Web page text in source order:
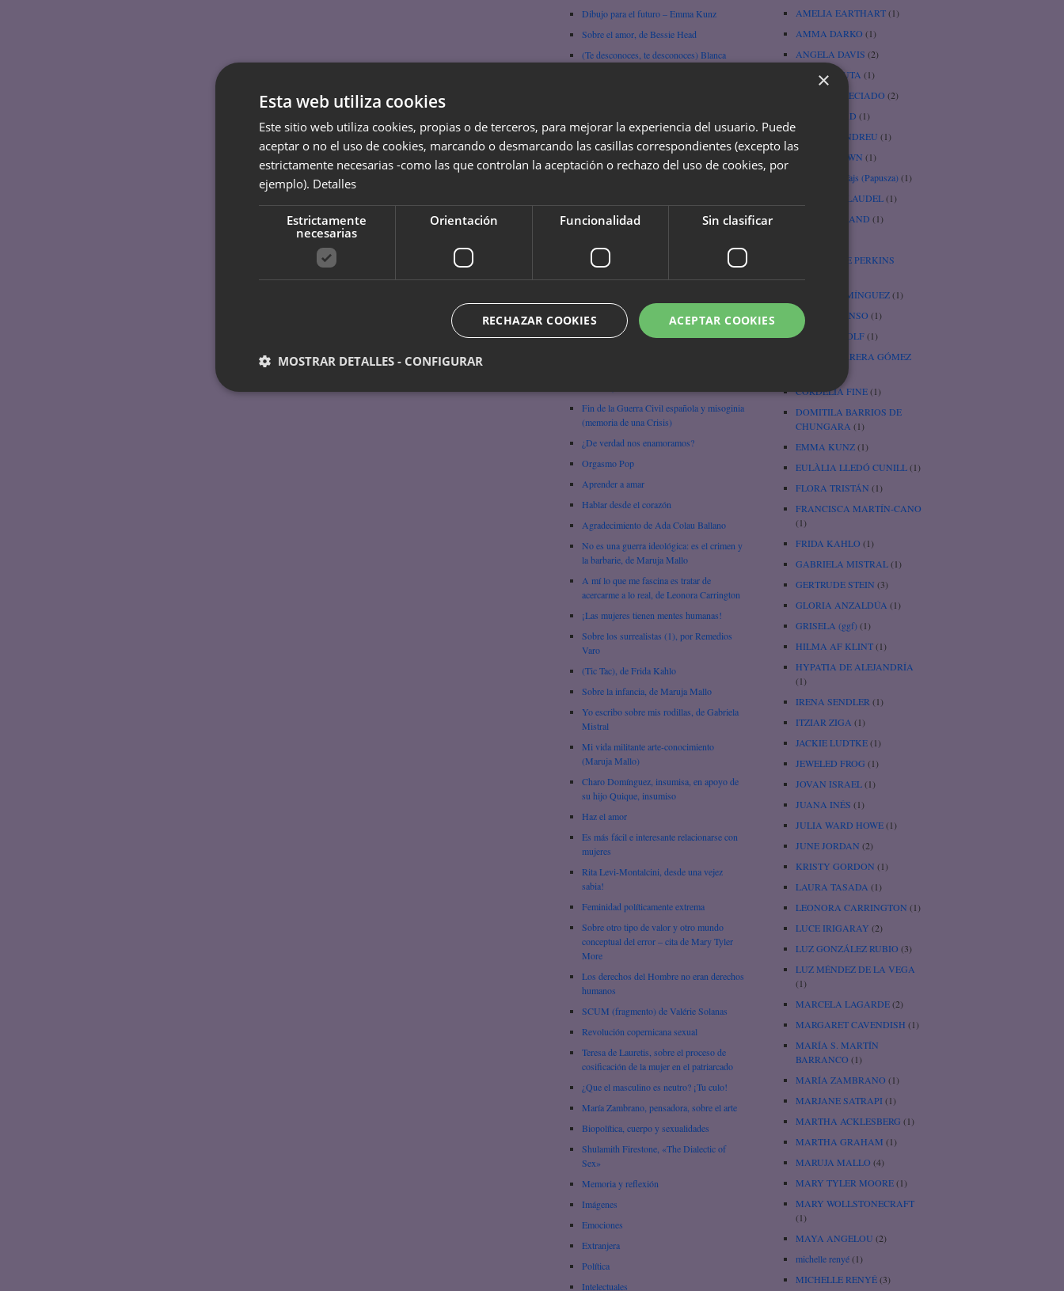
Dibujo para el futuro – Emma Kunz
Sobre el amor, de Bessie Head
(Te desconoces, te desconoces) Blanca
Ejércitos y religiones del planeta!
Pensar, por Hypatia de Alejandría
La infancia (empezar a ser leyenda) –
Ir a la escuela, Domitila Barrios de
Mujeres Libres y los problemas de
machismo en la CNT
Ser mujer – Amma Darko
Sobre la mentira, Nawal El Sadaawi
Fin de la Guerra Civil española y misoginia
(memoria de una Crisis)
¿De verdad nos enamoramos?
Orgasmo Pop
Aprender a amar
Hablar desde el corazón
Agradecimiento de Ada Colau Ballano
No es una guerra ideológica: es el crimen y
la barbarie, de Maruja Mallo
A mí lo que me fascina es tratar de
acercarme a lo real, de Leonora Carrington
¡Las mujeres tienen mentes humanas!
Sobre los surrealistas (1), por Remedios
Varo
(Tic Tac), de Frida Kahlo
Sobre la infancia, de Maruja Mallo
Yo escribo sobre mis rodillas, de Gabriela
Mistral
Mi vida militante arte-conocimiento
(Maruja Mallo)
Charo Domínguez, insumisa, en apoyo de
su hijo Quique, insumiso
Haz el amor
Es más fácil e interesante relacionarse con
mujeres
Rita Levi-Montalcini, desde una vejez
sabia!
Feminidad políticamente extrema
Sobre otro tipo de valor y otro mundo
conceptual del error – cita de Mary Tyler
More
Los derechos del Hombre no eran derechos
humanos
SCUM (fragmento) de Valérie Solanas
Revolución copernicana sexual
Teresa de Lauretis, sobre el proceso de
cosificación de la mujer en el patriarcado
¿Que el masculino es neutro? ¡Tu culo!
María Zambrano, pensadora, sobre el arte
Biopolítica, cuerpo y sexualidades
Shulamith Firestone, «The Dialectic of
Sex»
Memoria y reflexión
Imágenes
Emociones
Extranjera
Política
Intelectuales
AMELIA EARTHART(1)
AMMA DARKO (1)
ANGELA DAVIS (2)
BARBI JAPUTA (1)
BEATRIZ PRECIADO (2)
BESSIE HEAD (1)
BLANCA ANDREU (1)
BRENÉ BROWN (1)
Bronislawa Wajs (Papusza)(1)
CAMILLE CLAUDEL(1)
CAROL A. HAND (1)
CHARLOTTE PERKINS
CHARO DOMÍNGUEZ(1)
CHEFA ALONSO (1)
CHRISTA WOLF(1)
CORAL HERRERA GÓMEZ
CORDELIA FINE(1)
DOMITILA BARRIOS DE
CHUNGARA (1)
EMMA KUNZ(1)
EULÀLIA LLEDÓ CUNILL(1)
FLORA TRISTÁN (1)
FRANCISCA MARTÍN-CANO
(1)
FRIDA KAHLO (1)
GABRIELA MISTRAL(1)
GERTRUDE STEIN (3)
GLORIA ANZALDÚA (1)
GRISELA (ggf)(1)
HILMA AF KLINT(1)
HYPATIA DE ALEJANDRÍA
(1)
IRENA SENDLER (1)
ITZIAR ZIGA (1)
JACKIE LUDTKE(1)
JEWELED FROG (1)
JOVAN ISRAEL(1)
JUANA INÉS (1)
JULIA WARD HOWE(1)
JUNE JORDAN (2)
KRISTY GORDON (1)
LAURA TASADA (1)
LEONORA CARRINGTON (1)
LUCE IRIGARAY (2)
LUZ GONZÁLEZ RUBIO (3)
LUZ MÉNDEZ DE LA VEGA
(1)
MARCELA LAGARDE(2)
MARGARET CAVENDISH (1)
MARÍA S. MARTÍN
BARRANCO (1)
MARÍA ZAMBRANO (1)
MARJANE SATRAPI (1)
MARTHA ACKLESBERG (1)
MARTHA GRAHAM (1)
MARUJA MALLO (4)
MARY TYLER MOORE(1)
MARY WOLLSTONECRAFT
(1)
MAYA ANGELOU (2)
michelle renyé(1)
MICHELLE RENYÉ(3)
×
Esta web utiliza cookies
Este sitio web utiliza cookies, propias o de terceros, para mejorar la experiencia del usuario. Puede
aceptar o no el uso de cookies, marcando o desmarcando las casillas correspondientes (excepto las
estrictamente necesarias -como las que controlan la aceptación o rechazo del uso de cookies, por
ejemplo). Detalles
Estrictamente
necesarias
Orientación Funcionalidad Sin clasificar
ACEPTAR COOKIES
RECHAZAR COOKIES
MOSTRAR DETALLES - CONFIGURAR